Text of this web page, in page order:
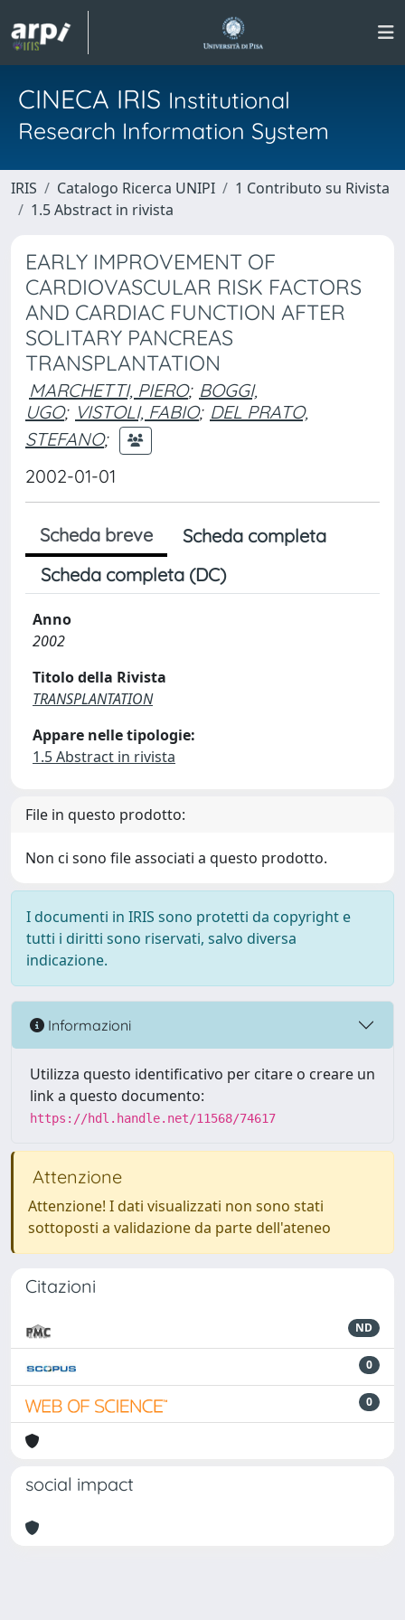
CINECA IRIS Institutional
Research Information System
IRIS Catalogo Ricerca UNIPI
1 Contributo su Rivista
1.5 Abstract in rivista
EARLY IMPROVEMENT OF
CARDIOVASCULAR RISK FACTORS
AND CARDIAC FUNCTION AFTER
SOLITARY PANCREAS
TRANSPLANTATION
MARCHETTI, PIERO; BOGGI,
UGO; VISTOLI, FABIO; DEL PRATO,
STEFANO;
2002-01-01
Scheda breve
Scheda completa
Scheda completa (DC)
Anno
2002
Titolo della Rivista
TRANSPLANTATION
Appare nelle tipologie:
1.5 Abstract in rivista
File in questo prodotto:
Non ci sono file associati a questo prodotto.
I documenti in IRIS sono protetti da copyright e
tutti i diritti sono riservati, salvo diversa
indicazione.
Informazioni
Utilizza questo identificativo per citare o creare un
link a questo documento:
https://hdl.handle.net/11568/74617
Attenzione
Attenzione! I dati visualizzati non sono stati
sottoposti a validazione da parte dell'ateneo
Citazioni
ND
0
0
social impact